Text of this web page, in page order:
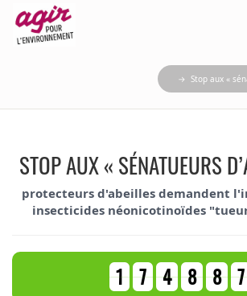
→ Stop aux «
STOP AUX « SÉNATUEURS
protecteurs d'abeilles demandent
insecticides néonicotinoïdes
1 7 4 8 8 7